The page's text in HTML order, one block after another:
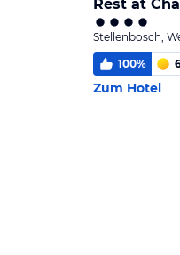
Rest at
Stellenbosch,
100%
Zum Hotel